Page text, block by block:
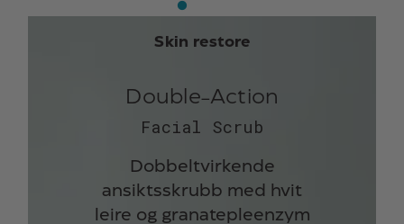
Skin restore
Double-Action
Facial Scrub
Dobbeltvirkende
ansiktsskrubb med hvit
leire og granatepleenzym